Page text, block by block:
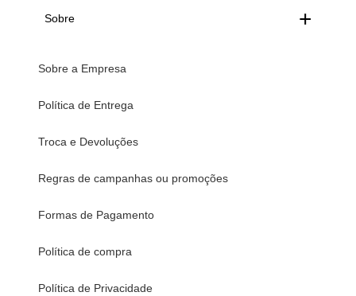
Sobre
Sobre a Empresa
Política de Entrega
Troca e Devoluções
Regras de campanhas ou promoções
Formas de Pagamento
Política de compra
Política de Privacidade